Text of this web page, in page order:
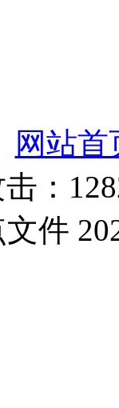
网站首
：
件